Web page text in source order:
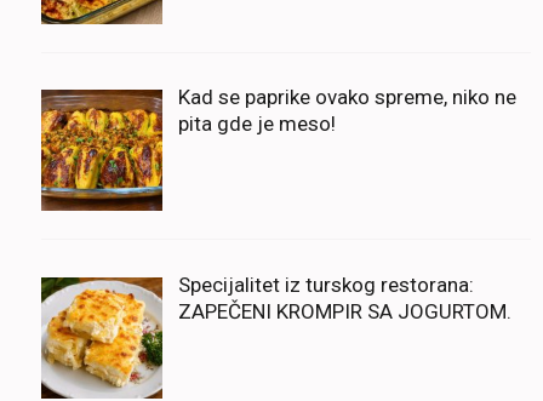
Kad se paprike ovako spreme, niko ne
pita gde je meso!
Specijalitet iz turskog restorana:
ZAPEČENI KROMPIR SA JOGURTOM.